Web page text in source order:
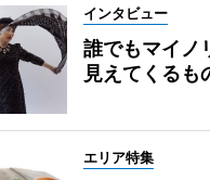
インタビュー
誰でもマイノ
見えてくるも
エリア特集